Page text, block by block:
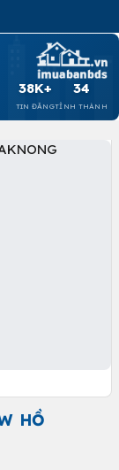
38K+
TIN ĐĂNG
34
TỈNH THÀNH
HỒ